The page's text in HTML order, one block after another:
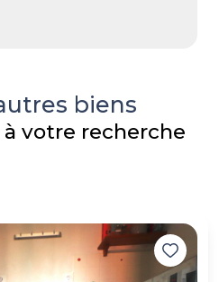
biens
votre recherche